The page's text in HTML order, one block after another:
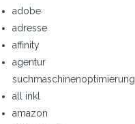
adobe
adresse
affinity
agentur
suchmaschinenoptimierung
all inkl
amazon